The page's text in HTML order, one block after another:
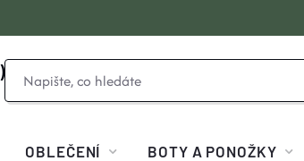
OBLEČENÍ BOTY A PONOŽKY